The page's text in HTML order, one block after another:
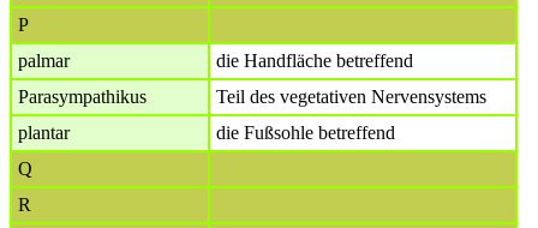
P
palmar
die Handfläche betreffend
Parasympathikus
Teil des vegetativen Nervensystems
plantar
die Fußsohle betreffend
Q
R